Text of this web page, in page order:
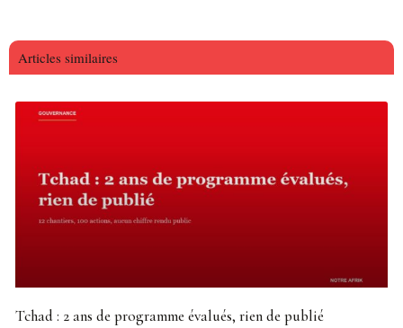
Articles similaires
Tchad : 2 ans de programme évalués, rien de publié